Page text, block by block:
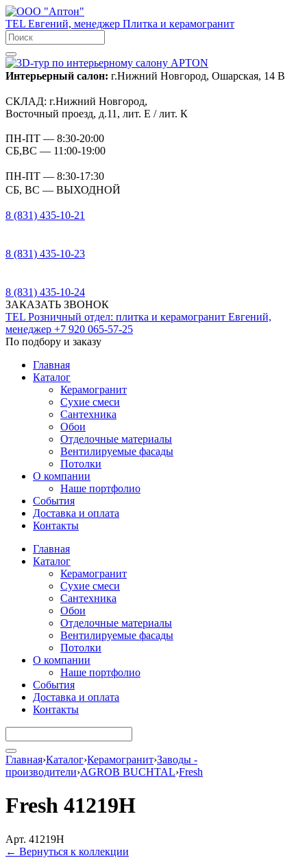
TEL Евгений, менеджер Плитка и керамогранит
Интерьерный салон: г.Нижний Новгород, Ошарская, 14 В
СКЛАД: г.Нижний Новгород,
Восточный проезд, д.11, лит. Е / лит. К
ПН-ПТ — 8:30-20:00
СБ,ВС — 11:00-19:00
ПН-ПТ — 8:30-17:30
СБ, ВС — ВЫХОДНОЙ
8 (831) 435-10-21
8 (831) 435-10-23
8 (831) 435-10-24
ЗАКАЗАТЬ ЗВОНОК
TEL Розничный отдел: плитка и керамогранит Евгений,
менеджер +7 920 065-57-25
По подбору и заказу
Главная
Каталог
Керамогранит
Сухие смеси
Сантехника
Обои
Отделочные материалы
Вентилируемые фасады
Потолки
О компании
Наше портфолио
События
Доставка и оплата
Контакты
Главная
Каталог
Керамогранит
Сухие смеси
Сантехника
Обои
Отделочные материалы
Вентилируемые фасады
Потолки
О компании
Наше портфолио
События
Доставка и оплата
Контакты
Главная›Каталог›Керамогранит›Заводы -
производители›AGROB BUCHTAL›Fresh
Fresh 41219H
Арт. 41219H
← Вернуться к коллекции